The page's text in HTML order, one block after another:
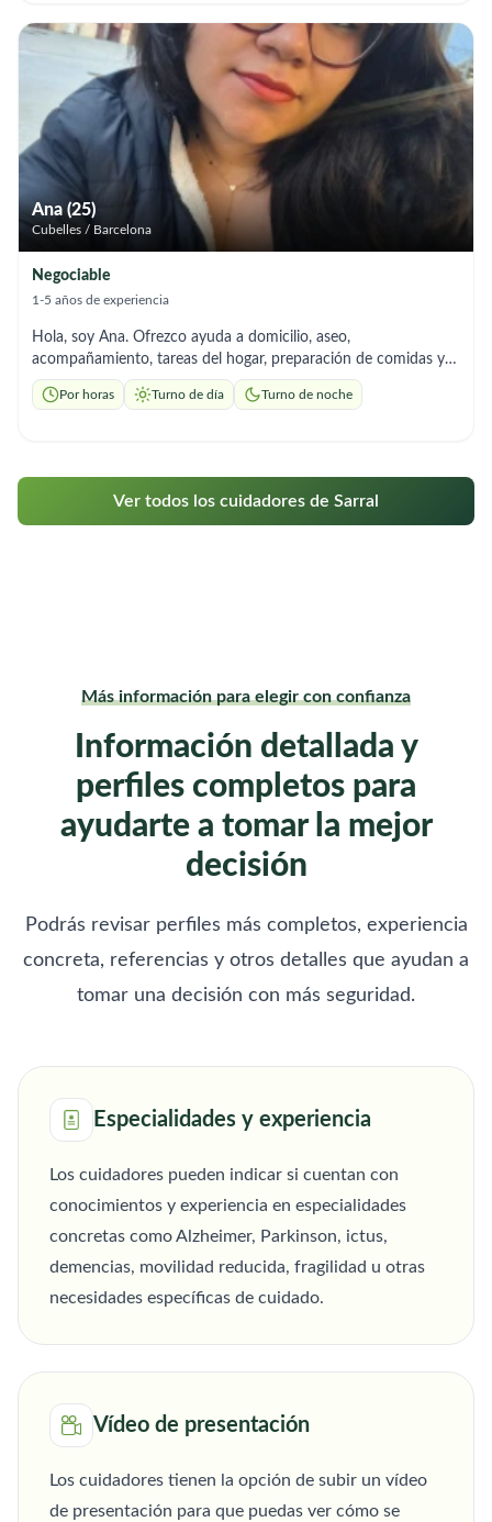
Ana (25)
Cubelles / Barcelona
Negociable
1-5 años de experiencia
Hola, soy Ana. Ofrezco ayuda a domicilio, aseo,
acompañamiento, tareas del hogar, preparación de comidas y
control de medicacion. Soy responsable y me adapto a los
horarios que necesites
Por horas Turno de día Turno de noche
Ver todos los cuidadores de Sarral
Más información para elegir con confianza
Información detallada y
perfiles completos para
ayudarte a tomar la mejor
decisión
Podrás revisar perfiles más completos, experiencia
concreta, referencias y otros detalles que ayudan a
tomar una decisión con más seguridad.
Especialidades y experiencia
Los cuidadores pueden indicar si cuentan con
conocimientos y experiencia en especialidades
concretas como Alzheimer, Parkinson, ictus,
demencias, movilidad reducida, fragilidad u otras
necesidades específicas de cuidado.
Vídeo de presentación
Los cuidadores tienen la opción de subir un vídeo
de presentación para que puedas ver cómo se